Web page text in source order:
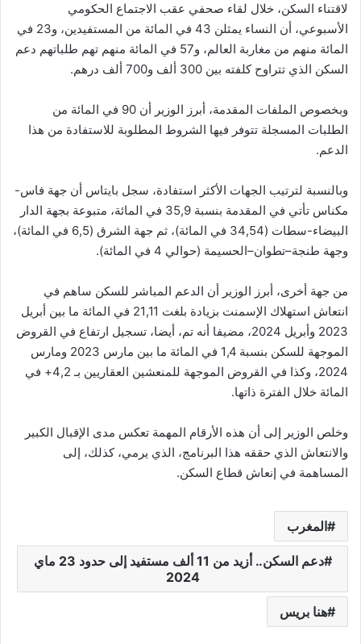
لاقتناء السكن، خلال لقاء صحفي عقب الاجتماع الحكومي
الأسبوعي، أن النساء يمثلن 43 في المائة من المستفيدين، و23 في
المائة منهم من مغاربة العالم، و57 في المائة منهم تهم طلباتهم دعم
السكن الذي تتراوح كلفته بين 300 ألف و700 ألف درهم.
وبخصوص الملفات المقدمة، أبرز الوزير أن 90 في المائة من
الطلبات المسجلة تتوفر فيها الشروط المطلوبة للاستفادة من هذا
الدعم.
وبالنسبة لترتيب الجهات الأكثر استفادة، سجل بايتاس أن جهة فاس-
مكناس تأتي في المقدمة بنسبة 35,9 في المائة، متبوعة بجهة الدار
البيضاء-سطات (34,54 في المائة)، ثم جهة الشرق (6,5 في المائة)،
وجهة طنجة–تطوان–الحسيمة (حوالي 4 في المائة).
من جهة أخرى، أبرز الوزير أن الدعم المباشر للسكن ساهم في
انتعاش استهلاك الإسمنت بزيادة بلغت 21,11 في المائة ما بين أبريل
2023 وأبريل 2024، مضيفا أنه تم، أيضا، تسجيل ارتفاع في القروض
الموجهة للسكن بنسبة 1,4 في المائة ما بين مارس 2023 ومارس
2024، وكذا في القروض الموجهة للمنعشين العقاريين بـ 4,2+ في
المائة خلال الفترة ذاتها.
وخلص الوزير إلى أن هذه الأرقام المهمة تعكس مدى الإقبال الكبير
والانتعاش الذي حققه هذا البرنامج، الذي يرمي، كذلك، إلى
المساهمة في إنعاش قطاع السكن.
المغرب
دعم السكن.. أزيد من 11 ألف مستفيد إلى حدود 23 ماي
2024
هنا بريس